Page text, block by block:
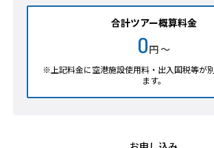
合計ツアー概算料金
0円 ～
※上記料金に空港施設使用料・出入国税等が
ます。